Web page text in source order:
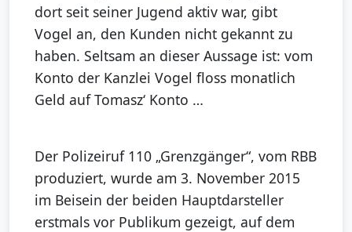
dort seit seiner Jugend aktiv war, gibt
Vogel an, den Kunden nicht gekannt zu
haben. Seltsam an dieser Aussage ist: vom
Konto der Kanzlei Vogel floss monatlich
Geld auf Tomasz‘ Konto …
Der Polizeiruf 110 „Grenzgänger“, vom RBB
produziert, wurde am 3. November 2015
im Beisein der beiden Hauptdarsteller
erstmals vor Publikum gezeigt, auf dem